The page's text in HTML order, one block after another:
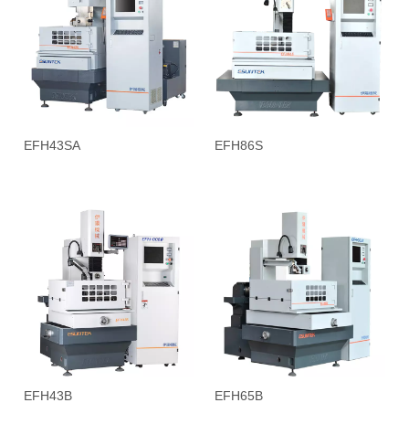
EFH43SA EFH86S
EFH43B EFH65B